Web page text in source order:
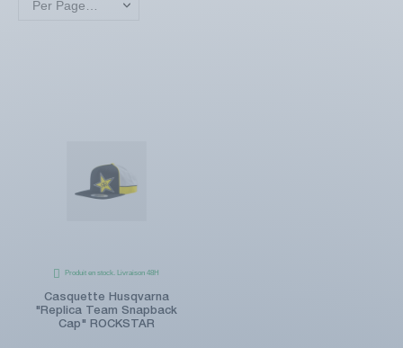
Produit en stock. Livraison 48H
Casquette Husqvarna
"Replica Team Snapback
Cap" ROCKSTAR